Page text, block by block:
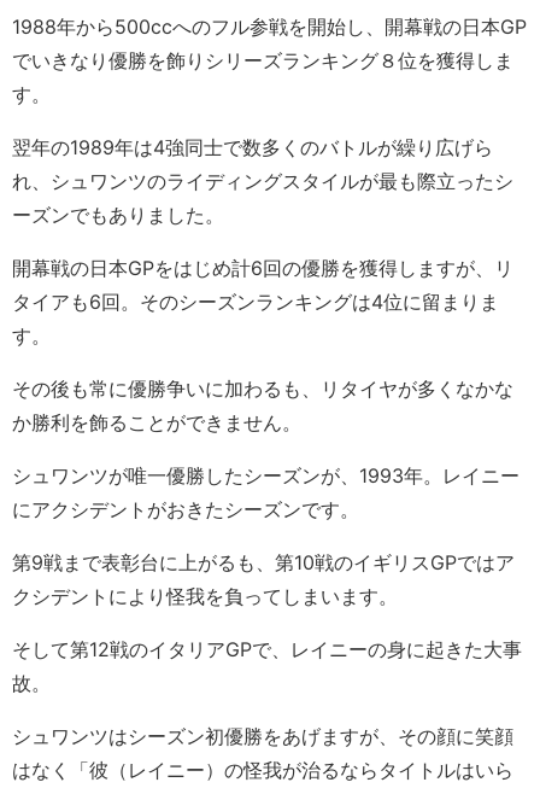
1988年から500ccへのフル参戦を開始し、開幕戦の日本GP
でいきなり優勝を飾りシリーズランキング８位を獲得しま
す。
翌年の1989年は4強同士で数多くのバトルが繰り広げら
れ、シュワンツのライディングスタイルが最も際立ったシ
ーズンでもありました。
開幕戦の日本GPをはじめ計6回の優勝を獲得しますが、リ
タイアも6回。そのシーズンランキングは4位に留まりま
す。
その後も常に優勝争いに加わるも、リタイヤが多くなかな
か勝利を飾ることができません。
シュワンツが唯一優勝したシーズンが、1993年。レイニー
にアクシデントがおきたシーズンです。
第9戦まで表彰台に上がるも、第10戦のイギリスGPではア
クシデントにより怪我を負ってしまいます。
そして第12戦のイタリアGPで、レイニーの身に起きた大事
故。
シュワンツはシーズン初優勝をあげますが、その顔に笑顔
はなく「彼（レイニー）の怪我が治るならタイトルはいら